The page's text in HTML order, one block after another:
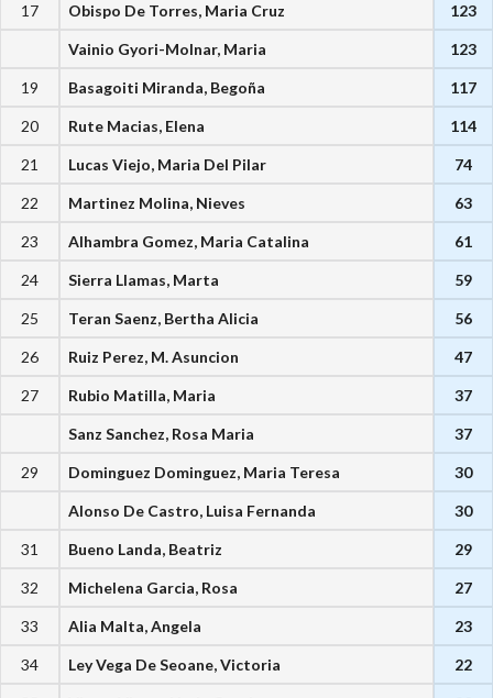
17 Obispo De Torres, Maria Cruz 123
Vainio Gyori-Molnar, Maria 123
19 Basagoiti Miranda, Begoña 117
20 Rute Macias, Elena 114
21 Lucas Viejo, Maria Del Pilar 74
22 Martinez Molina, Nieves 63
23 Alhambra Gomez, Maria Catalina 61
24 Sierra Llamas, Marta 59
25 Teran Saenz, Bertha Alicia 56
26 Ruiz Perez, M. Asuncion 47
27 Rubio Matilla, Maria 37
Sanz Sanchez, Rosa Maria 37
29 Dominguez Dominguez, Maria Teresa 30
Alonso De Castro, Luisa Fernanda 30
31 Bueno Landa, Beatriz 29
32 Michelena Garcia, Rosa 27
33 Alia Malta, Angela 23
34 Ley Vega De Seoane, Victoria 22